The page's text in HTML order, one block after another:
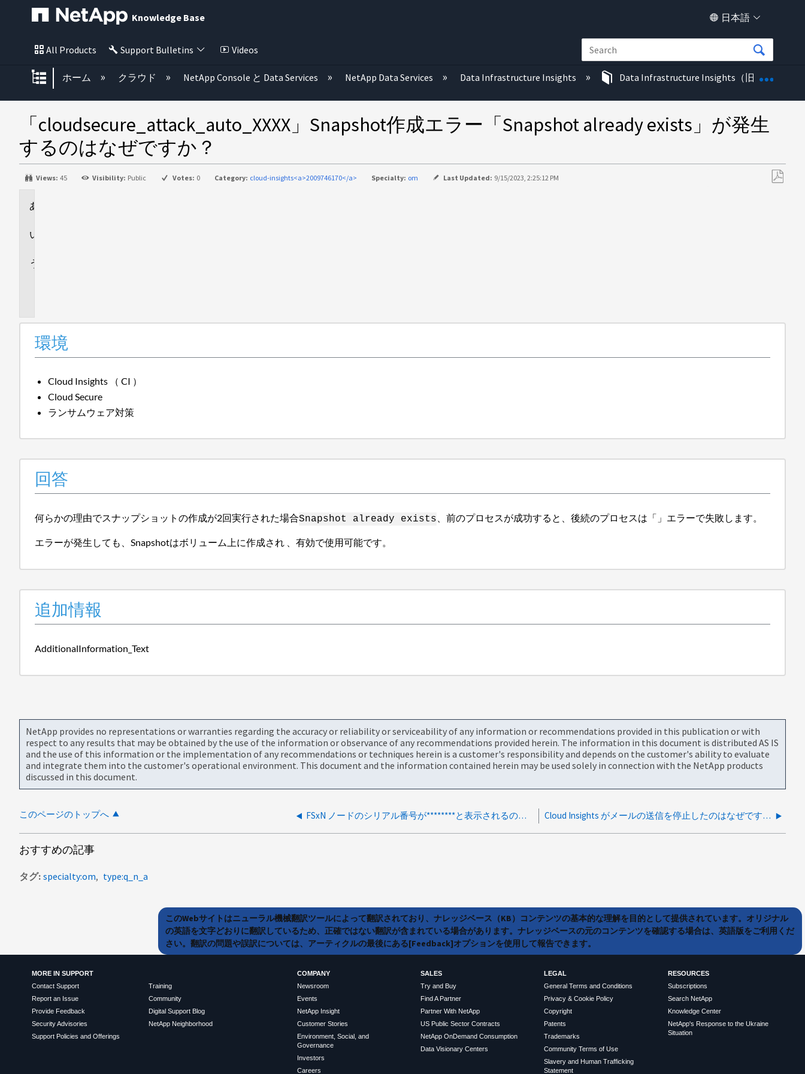
Knowledge Base 日本語
All Products Support Bulletins Videos
グローバル階層を展開/折りたたむ
ホーム クラウド NetApp Console と Data Services NetApp Data Services Data Infrastructure Insights Data Infrastructure Insights（旧称Cloud
「cloudsecure_attack_auto_XXXX」Snapshot作成エラー「Snapshot already exists」が発生
するのはなぜですか？
Views: 45 Visibility: Public Votes: 0 Category: cloud-insights<a>2009746170</a> Specialty: om Last Updated: 9/15/2023, 2:25:12 PM
環境
Cloud Insights （ CI ）
Cloud Secure
ランサムウェア対策
回答
何らかの理由でスナップショットの作成が2回実行された場合Snapshot already exists 、前のプロセスが成功すると、後続のプロセスは「」エラーで失敗します。
エラーが発生しても、Snapshotはボリューム上に作成され 、有効で使用可能です。
追加情報
AdditionalInformation_Text
NetApp provides no representations or warranties regarding the accuracy or reliability or serviceability of any information or recommendations provided in this publication or with
respect to any results that may be obtained by the use of the information or observance of any recommendations provided herein. The information in this document is distributed AS IS
and the use of this information or the implementation of any recommendations or techniques herein is a customer's responsibility and depends on the customer's ability to evaluate
and integrate them into the customer's operational environment. This document and the information contained herein may be used solely in connection with the NetApp products
discussed in this document.
このページのトップへ FSxN ノードのシリアル番号が********と表示されるのはなぜですか？ Cloud Insights がメールの送信を停止したのはなぜですか？
おすすめの記事
タグ specialty:om type:q_n_a
このWebサイトはニューラル機械翻訳ツールによって翻訳されており、ナレッジベース（KB）コンテンツの基本的な理解を目的として提供されています。オリジナル
の英語を文字どおりに翻訳しているため、正確ではない翻訳が含まれている場合があります。ナレッジベースの元のコンテンツを確認する場合は、英語版をご利用くだ
さい。翻訳の問題や誤訳については、アーティクルの最後にある[Feedback]オプションを使用して報告できます。
MORE IN SUPPORT
Contact Support
Report an Issue
Provide Feedback
Security Advisories
Support Policies and Offerings
Training
Community
Digital Support Blog
NetApp Neighborhood
COMPANY
Newsroom
Events
NetApp Insight
Customer Stories
Environment, Social, and
Governance
Investors
Careers
SALES
Try and Buy
Find A Partner
Partner With NetApp
US Public Sector Contracts
NetApp OnDemand Consumption
Data Visionary Centers
LEGAL
General Terms and Conditions
Privacy & Cookie Policy
Copyright
Patents
Trademarks
Community Terms of Use
Slavery and Human Trafficking
Statement
RESOURCES
Subscriptions
Search NetApp
Knowledge Center
NetApp's Response to the Ukraine
Situation